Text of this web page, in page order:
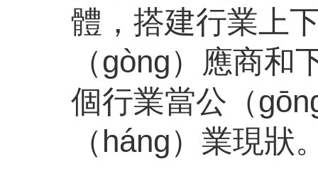
體，搭建行業上
（gòng）應商
個行業當公（
（háng）業現狀